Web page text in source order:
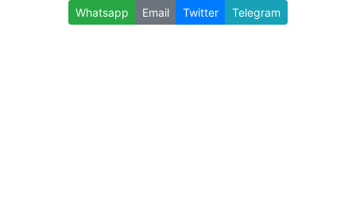
Whatsapp Email Twitter Telegram